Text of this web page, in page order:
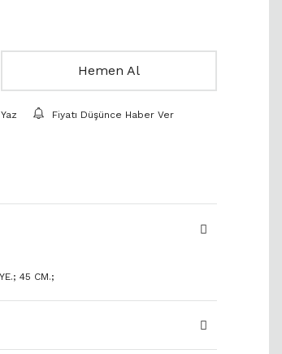
Hemen Al
Fiyatı Düşünce Haber Ver
45 CM.;